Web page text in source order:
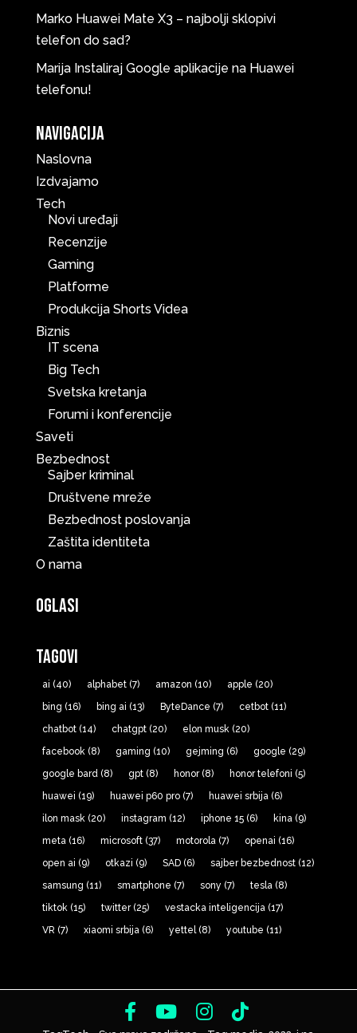
Marko Huawei Mate X3 – najbolji sklopivi
telefon do sad?
Marija Instaliraj Google aplikacije na Huawei
telefonu!
Navigacija
Naslovna
Izdvajamo
Tech
Novi uređaji
Recenzije
Gaming
Platforme
Produkcija Shorts Videa
Biznis
IT scena
Big Tech
Svetska kretanja
Forumi i konferencije
Saveti
Bezbednost
Sajber kriminal
Društvene mreže
Bezbednost poslovanja
Zaštita identiteta
O nama
Oglasi
Tagovi
ai (40) alphabet(7) amazon (10) apple (20)
bing (16) bing ai (13) ByteDance (7) cetbot(11)
chatbot(14) chatgpt(20) elon musk(20)
facebook(8) gaming (10) gejming (6) google (29)
google bard(8) gpt(8) honor(8) honor telefoni (5)
huawei (19) huawei p60 pro(7) huawei srbija(6)
ilon mask(20) instagram (12) iphone 15(6) kina(9)
meta(16) microsoft(37) motorola(7) openai (16)
open ai (9) otkazi (9) SAD(6) sajber bezbednost(12)
samsung (11) smartphone (7) sony (7) tesla(8)
tiktok(15) twitter(25) vestacka inteligencija(17)
VR (7) xiaomi srbija(6) yettel(8) youtube (11)